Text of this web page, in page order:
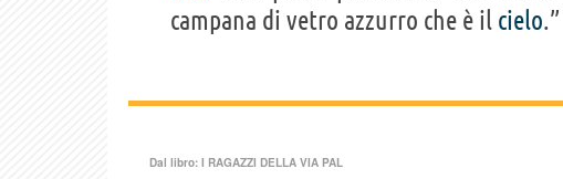
campana di vetro azzurro che è il cielo.”
Dal libro: I RAGAZZI DELLA VIA PAL